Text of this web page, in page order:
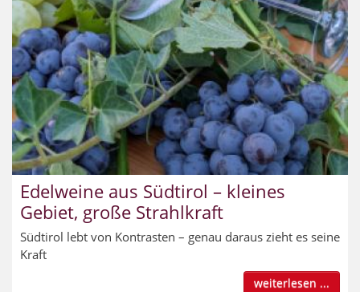
Edelweine aus Südtirol – kleines
Gebiet, große Strahlkraft
Südtirol lebt von Kontrasten – genau daraus zieht es seine
Kraft
weiterlesen ...